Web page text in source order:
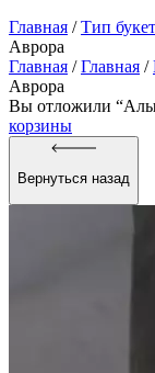
Главная / Тип
Аврора
Главная /Главная /
Аврора
Вы отложили
корзины
Вернуться назад